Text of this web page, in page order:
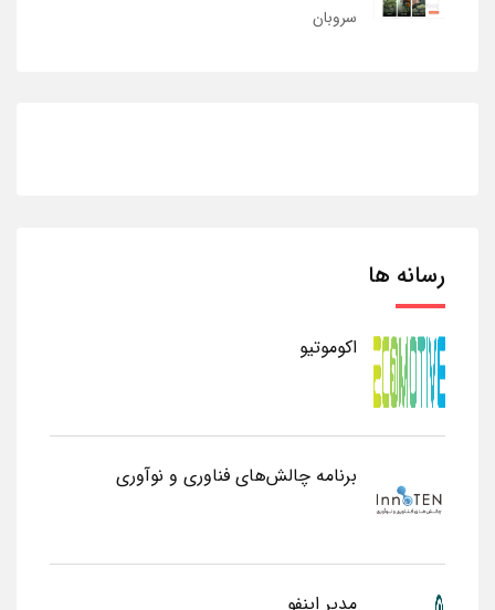
سروبان
رسانه ها
اکوموتیو
برنامه چالش‌های فناوری و نوآوری
مدیر اینفو